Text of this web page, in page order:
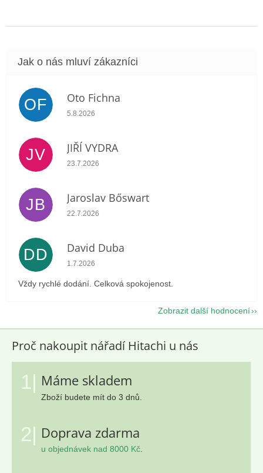
OF Oto Fichna
Hodnocení obchodu je 5 z 5 hvězdiček.
5.8.2026
JV JIŘÍ VYDRA
Hodnocení obchodu je 5 z 5 hvězdiček.
23.7.2026
JB Jaroslav Bőswart
Hodnocení obchodu je 5 z 5 hvězdiček.
22.7.2026
DD David Duba
Hodnocení obchodu je 5 z 5 hvězdiček.
1.7.2026
Vždy rychlé dodání. Celková spokojenost.
Zobrazit další hodnocení
Proč nakoupit nářadí Hitachi u nás
1| Máme skladem
Zboží budete mít do 3 dnů.
2| Doprava zdarma
u objednávek nad 8000 Kč.